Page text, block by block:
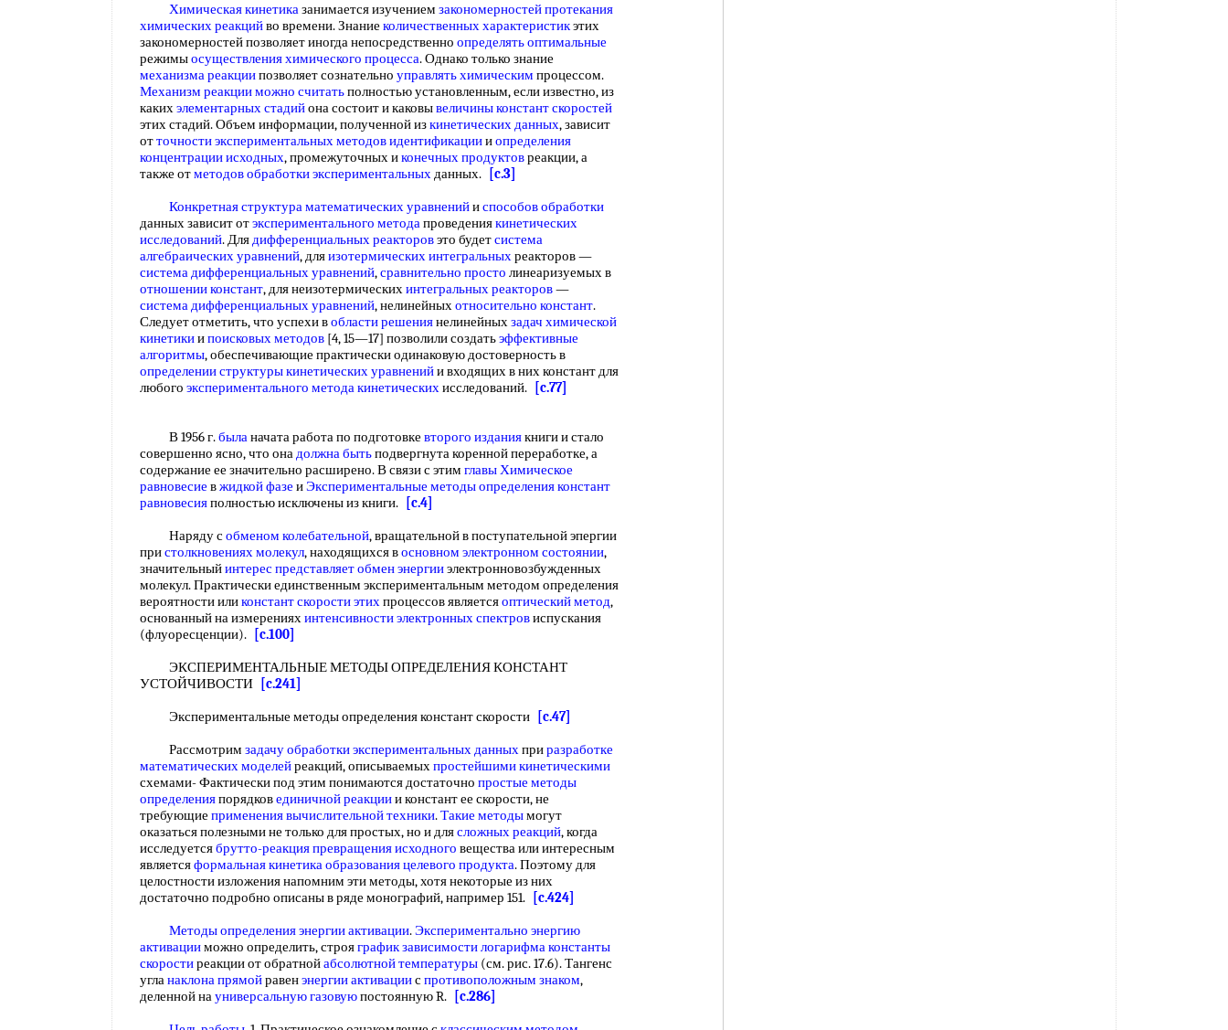
Химическая кинетиказанимается изучением закономерностей протекания
химических реакцийво времени. Знание количественных характеристикэтих
закономерностей позволяет иногда непосредственно определять оптимальные
режимыосуществления химического процесса. Однако только знание
механизма реакциипозволяет сознательно управлять химическим процессом.
Механизм реакцииможно считатьполностью установленным, если известно, из
какихэлементарных стадийона состоит и каковывеличины констант скоростей
этих стадий. Объем информации, полученной изкинетических данных, зависит
отточности экспериментальныхметодов идентификациииопределения
концентрации исходных, промежуточных иконечных продуктовреакции, а
также отметодов обработки экспериментальныхданных.
[c.3]
Конкретная структураматематических уравненийиспособов обработки
данных зависит отэкспериментального методапроведениякинетических
исследований. Длядифференциальных реакторовэто будетсистема
алгебраических уравнений, дляизотермических интегральныхреакторов —
система дифференциальных уравнений,сравнительно просто линеаризуемых в
отношении констант, для неизотермическихинтегральных реакторов—
система дифференциальных уравнений, нелинейныхотносительно констант.
Следует отметить, что успехи вобласти решениянелинейныхзадач химической
кинетикиипоисковых методов [4, 15—17] позволили создатьэффективные
алгоритмы, обеспечивающие практически одинаковую достоверность в
определении структурыкинетических уравненийи входящих в них констант для
любого экспериментального метода кинетическихисследований. [c.77]
В 1956 г.быланачата работа по подготовке второго изданиякниги и стало
совершенно ясно, что онадолжна бытьподвергнута коренной переработке, а
содержание ее значительно расширено. В связи с этим главы Химическое
равновесие вжидкой фазе иЭкспериментальные методы определения констант
равновесияполностью исключены из книги.
[c.4]
Наряду собменом колебательной, вращательной в поступательной эпергии
пристолкновениях молекул, находящихся восновном электронном состоянии,
значительныйинтерес представляетобмен энергииэлектронновозбужденных
молекул. Практически единственным экспериментальным методом определения
вероятности иликонстант скорости этихпроцессов являетсяоптический метод,
основанный на измеренияхинтенсивности электронных спектровиспускания
(флуоресценции).
[c.100]
ЭКСПЕРИМЕНТАЛЬНЫЕ МЕТОДЫ ОПРЕДЕЛЕНИЯ КОНСТАНТ
УСТОЙЧИВОСТИ
[c.241]
Экспериментальные методы определения констант скорости
[c.47]
Рассмотрим задачу обработкиэкспериментальных данныхприразработке
математических моделейреакций, описываемыхпростейшими кинетическими
схемами- Фактически под этим понимаются достаточно простые методы
определенияпорядковединичной реакциии констант ее скорости, не
требующие применения вычислительной техники.Такие методымогут
оказаться полезными не только для простых, но и длясложных реакций, когда
исследуетсябрутто-реакцияпревращения исходного вещества или интересным
являетсяформальная кинетикаобразования целевого продукта. Поэтому для
целостности изложения напомним эти методы, хотя некоторые из них
достаточно подробно описаны в ряде монографий, например 151.
[c.424]
Методы определения энергии активации.Экспериментально энергию
активацииможно определить, строяграфик зависимостилогарифма константы
скоростиреакции от обратнойабсолютной температуры (см. рис. 17.6). Тангенс
угланаклона прямойравенэнергии активацииспротивоположным знаком,
деленной науниверсальную газовуюпостоянную R.
[c.286]